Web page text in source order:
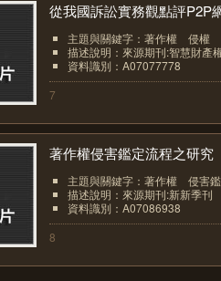
從我國訴訟實務觀點評P2P
主題與關鍵字：著作權 侵權
描述說明：來源期刊:智慧財產
資料識別：A07077778
7
著作權侵害鑑定流程之研究
主題與關鍵字：著作權 侵害
描述說明：來源期刊:新新季刊
資料識別：A07086938
8